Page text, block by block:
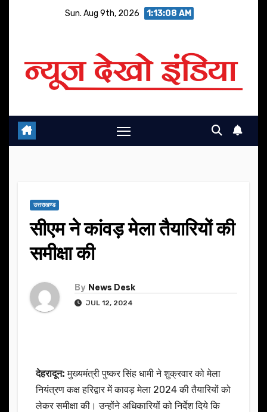
Sun. Aug 9th, 2026 1:13:08 AM
उत्तराखण्ड
सीएम ने कांवड़ मेला तैयारियों की
समीक्षा की
By News Desk
JUL 12, 2024
देहरादून: मुख्यमंत्री पुष्कर सिंह धामी ने शुक्रवार को मेला
नियंत्रण कक्ष हरिद्वार में कावड़ मेला 2024 की तैयारियों को
लेकर समीक्षा की। उन्होंने अधिकारियों को निर्देश दिये कि